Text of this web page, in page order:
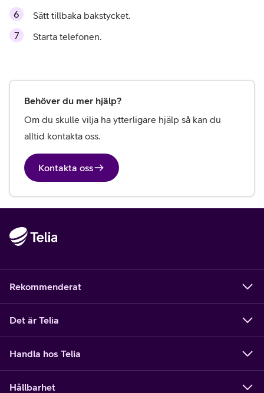
Sätt tillbaka bakstycket.
Starta telefonen.
Behöver du mer hjälp?
Om du skulle vilja ha ytterligare hjälp så kan du
alltid kontakta oss.
Kontakta oss
Rekommenderat
Det är Telia
Handla hos Telia
Hållbarhet